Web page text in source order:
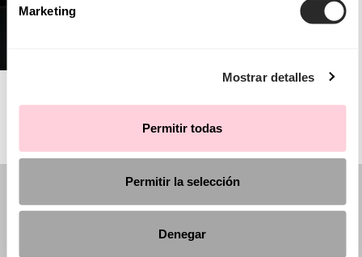
Marketing
Mostrar detalles
Permitir todas
Permitir la selección
Denegar